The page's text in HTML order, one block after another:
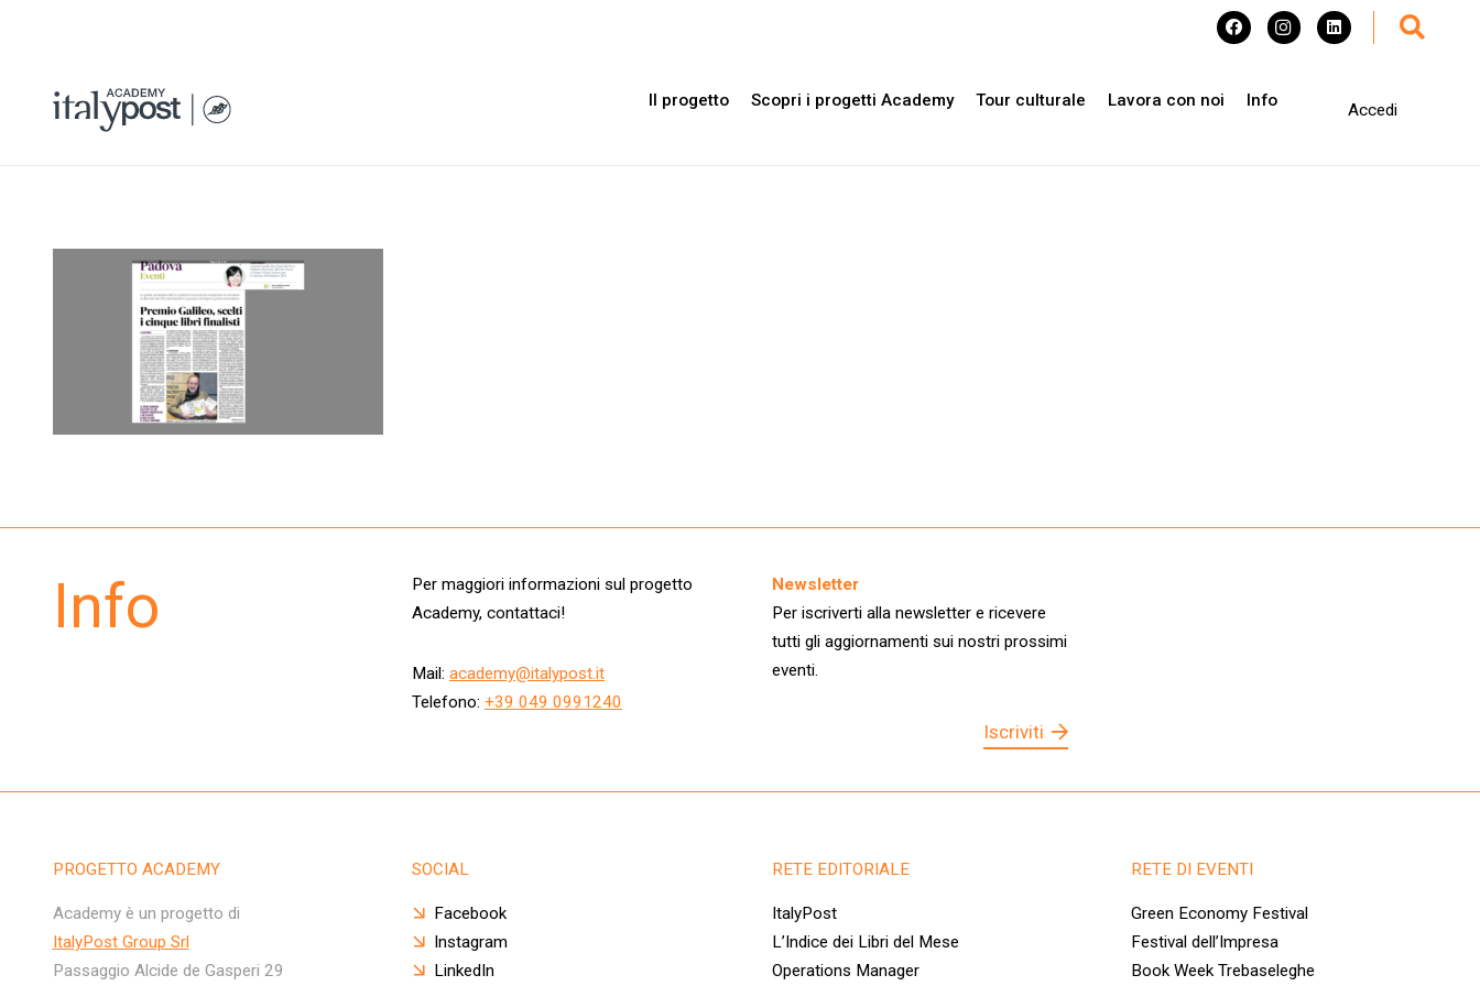
Il progetto Scopri i progetti Academy Tour culturale Lavora con noi Info
Accedi
Info
Per maggiori informazioni sul progetto
Academy, contattaci!
Mail: academy@italypost.it
Telefono: +39 049 0991240
Newsletter
Per iscriverti alla newsletter e ricevere
tutti gli aggiornamenti sui nostri prossimi
eventi.
Iscriviti
PROGETTO ACADEMY
Academy è un progetto di
ItalyPost Group Srl
Passaggio Alcide de Gasperi 29
SOCIAL
Facebook
Instagram
LinkedIn
RETE EDITORIALE
ItalyPost
L’Indice dei Libri del Mese
Operations Manager
RETE DI EVENTI
Green Economy Festival
Festival dell’Impresa
Book Week Trebaseleghe